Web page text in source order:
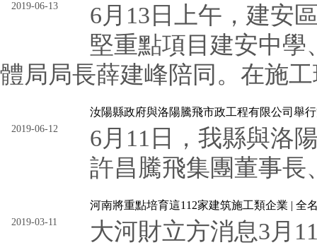
2019-06-13
6月13日上午，建安
堅重點項目建安中學
體局局長薛建峰陪同。在施
2019-06-12
汝陽縣政府與洛陽騰飛市政工程有限公司舉
6月11日，我縣與洛
許昌騰飛集團董事
2019-03-11
河南將重點培育這112家建筑施工類企業 | 全
大河財立方消息3月